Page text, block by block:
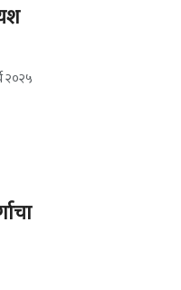
२०२५